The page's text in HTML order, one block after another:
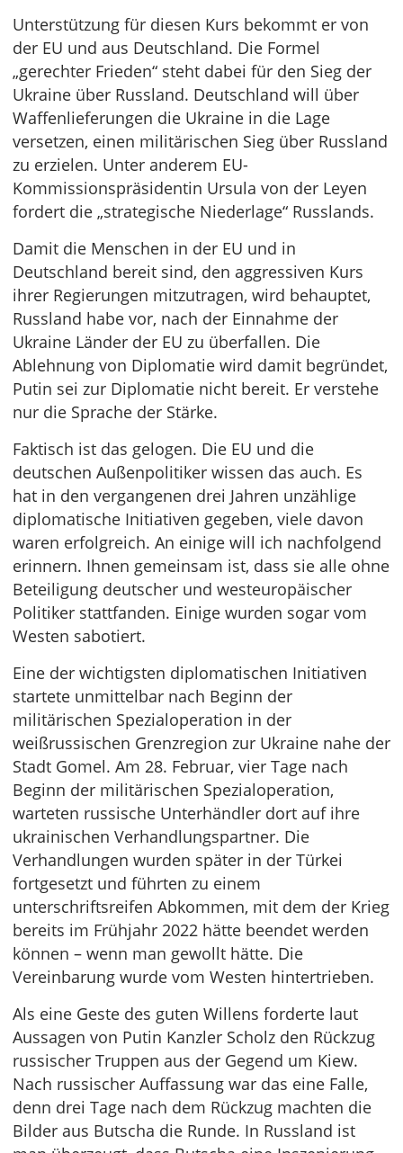
Unterstützung für diesen Kurs bekommt er von
der EU und aus Deutschland. Die Formel
„gerechter Frieden“ steht dabei für den Sieg der
Ukraine über Russland. Deutschland will über
Waffenlieferungen die Ukraine in die Lage
versetzen, einen militärischen Sieg über Russland
zu erzielen. Unter anderem EU-
Kommissionspräsidentin Ursula von der Leyen
fordert die „strategische Niederlage“ Russlands.
Damit die Menschen in der EU und in
Deutschland bereit sind, den aggressiven Kurs
ihrer Regierungen mitzutragen, wird behauptet,
Russland habe vor, nach der Einnahme der
Ukraine Länder der EU zu überfallen. Die
Ablehnung von Diplomatie wird damit begründet,
Putin sei zur Diplomatie nicht bereit. Er verstehe
nur die Sprache der Stärke.
Faktisch ist das gelogen. Die EU und die
deutschen Außenpolitiker wissen das auch. Es
hat in den vergangenen drei Jahren unzählige
diplomatische Initiativen gegeben, viele davon
waren erfolgreich. An einige will ich nachfolgend
erinnern. Ihnen gemeinsam ist, dass sie alle ohne
Beteiligung deutscher und westeuropäischer
Politiker stattfanden. Einige wurden sogar vom
Westen sabotiert.
Eine der wichtigsten diplomatischen Initiativen
startete unmittelbar nach Beginn der
militärischen Spezialoperation in der
weißrussischen Grenzregion zur Ukraine nahe der
Stadt Gomel. Am 28. Februar, vier Tage nach
Beginn der militärischen Spezialoperation,
warteten russische Unterhändler dort auf ihre
ukrainischen Verhandlungspartner. Die
Verhandlungen wurden später in der Türkei
fortgesetzt und führten zu einem
unterschriftsreifen Abkommen, mit dem der Krieg
bereits im Frühjahr 2022 hätte beendet werden
können – wenn man gewollt hätte. Die
Vereinbarung wurde vom Westen hintertrieben.
Als eine Geste des guten Willens forderte laut
Aussagen von Putin Kanzler Scholz den Rückzug
russischer Truppen aus der Gegend um Kiew.
Nach russischer Auffassung war das eine Falle,
denn drei Tage nach dem Rückzug machten die
Bilder aus Butscha die Runde. In Russland ist